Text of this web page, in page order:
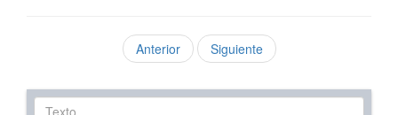
Anterior Siguiente
Texto